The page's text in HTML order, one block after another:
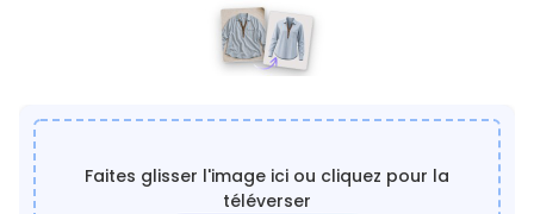
Faites glisser l'image ici ou cliquez pour la
téléverser